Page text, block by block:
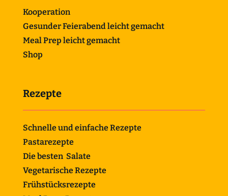
Kooperation
Gesunder Feierabend leicht gemacht
Meal Prep leicht gemacht
Shop
Rezepte
Schnelle und einfache Rezepte
Pastarezepte
Die besten Salate
Vegetarische Rezepte
Frühstücksrezepte